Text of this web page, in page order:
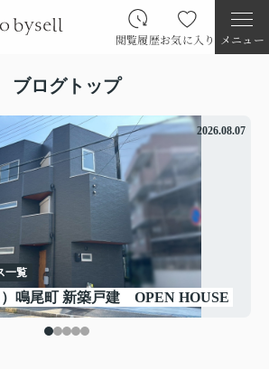
閲覧履歴お気に入り メニュー
ブログトップ
2026.08.07
一覧
）鳴尾町 新築戸建 OPEN HOUSE